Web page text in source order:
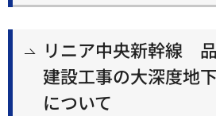
リニア中央新幹線
建設工事の大深度地
について